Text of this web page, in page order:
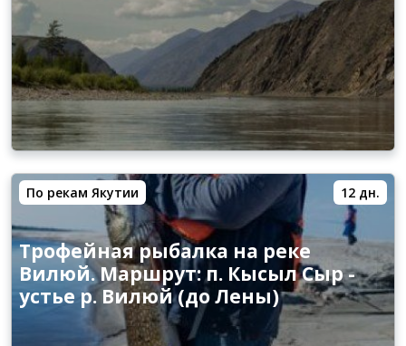
По рекам Якутии 12 дн.
Трофейная рыбалка на реке
Вилюй. Маршрут: п. Кысыл Сыр -
устье р. Вилюй (до Лены)